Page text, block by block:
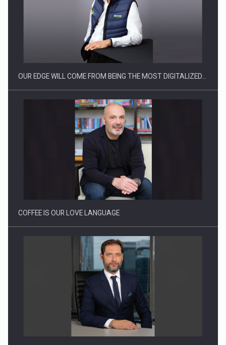
CEO Conference - Shaping The Future - Technology and…
Webinar - Business Evolution-RETHINK STRATEGY-Finantare
Investitii Digitalizare
OUR EDGE WILL COME FROM BEING THE MOST DIGITALIZED…
COFFEE IS OUR LOVE LANGUAGE